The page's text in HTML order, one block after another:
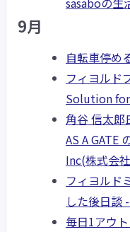
9月
自転車停め
フィヨルド
Solution
角谷 信太郎
AS A GATE
Inc(株式会
フィヨルド
した後日談
毎日1アウ